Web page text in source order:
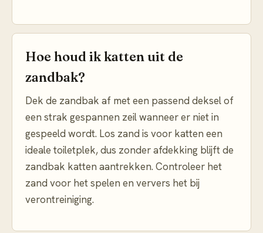
Hoe houd ik katten uit de
zandbak?
Dek de zandbak af met een passend deksel of
een strak gespannen zeil wanneer er niet in
gespeeld wordt. Los zand is voor katten een
ideale toiletplek, dus zonder afdekking blijft de
zandbak katten aantrekken. Controleer het
zand voor het spelen en ververs het bij
verontreiniging.